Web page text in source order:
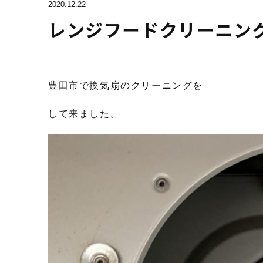
2020.12.22
レンジフードクリーニン
豊田市で換気扇のクリーニングを
して来ました。